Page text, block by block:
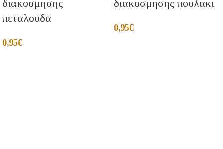
διακοσμησης
πεταλουδα
0,95€
διακοσμησης πουλακι
0,95€